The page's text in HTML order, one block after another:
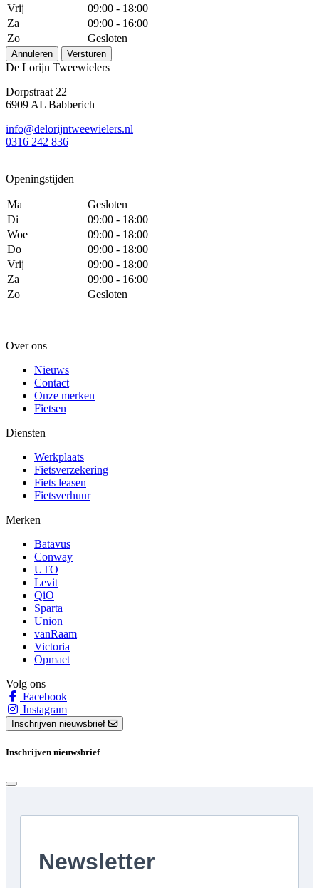
Vrij
09:00 - 18:00
Za
09:00 - 16:00
Zo
Gesloten
Annuleren Versturen
De Lorijn Tweewielers
Dorpstraat 22
6909 AL Babberich
info@delorijntweewielers.nl
0316 242 836
Openingstijden
Ma
Gesloten
Di
09:00 - 18:00
Woe
09:00 - 18:00
Do
09:00 - 18:00
Vrij
09:00 - 18:00
Za
09:00 - 16:00
Zo
Gesloten
Over ons
Nieuws
Contact
Onze merken
Fietsen
Diensten
Werkplaats
Fietsverzekering
Fiets leasen
Fietsverhuur
Merken
Batavus
Conway
UTO
Levit
QiO
Sparta
Union
vanRaam
Victoria
Opmaet
Volg ons
Facebook
Instagram
Inschrijven nieuwsbrief
Inschrijven nieuwsbrief